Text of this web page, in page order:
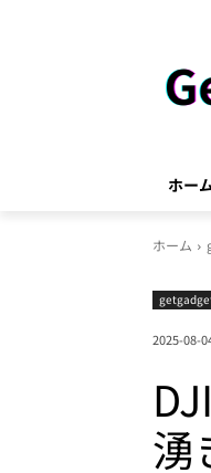
ホー
ホーム
2025-08-
湧